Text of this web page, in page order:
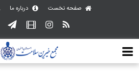
صفحه نخست درباره ما